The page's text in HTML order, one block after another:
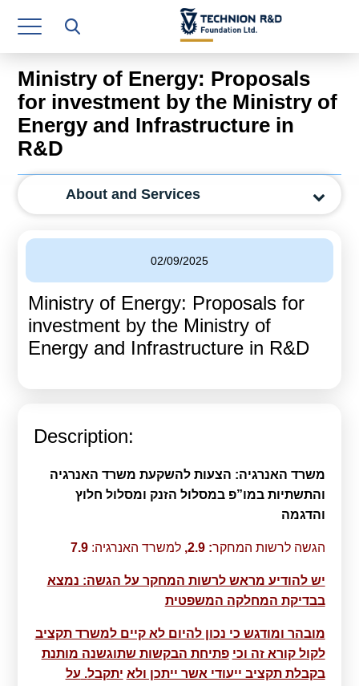
Research Authority
T3
Industry Relations
Continuing Education
Human Resource
Operations Department
Jobs
עברית
Ministry of Energy: Proposals
for investment by the Ministry of
Energy and Infrastructure in
R&D
About and Services
02/09/2025
Ministry of Energy: Proposals for
investment by the Ministry of
Energy and Infrastructure in R&D
Description:
משרד האנרגיה: הצעות להשקעת משרד האנרגיה
והתשתיות במו”פ במסלול הזנק ומסלול חלוץ
והדגמה
הגשה לרשות המחקר:
2.9
,למשרד האנרגיה:7.9
יש להודיע מראש לרשות המחקר על הגשה: נמצא
בבדיקת המחלקה המשפטית
מובהר ומודגש כי נכון להיום לא קיים למשרד תקציב
לקול קורא זה וכי פתיחת הבקשות שתוגשנה מותנת
בקבלת תקציב ייעודי אשר ייתכן ולא יתקבל. על